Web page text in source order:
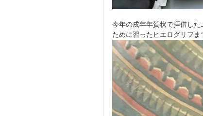
今年の戌年年賀状で拝借し
ために習ったヒエログリフま